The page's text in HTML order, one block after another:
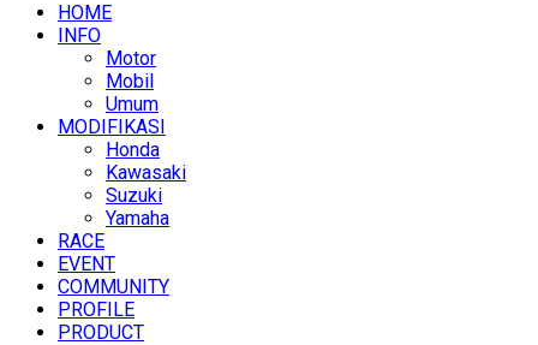
HOME
INFO
Motor
Mobil
Umum
MODIFIKASI
Honda
Kawasaki
Suzuki
Yamaha
RACE
EVENT
COMMUNITY
PROFILE
PRODUCT